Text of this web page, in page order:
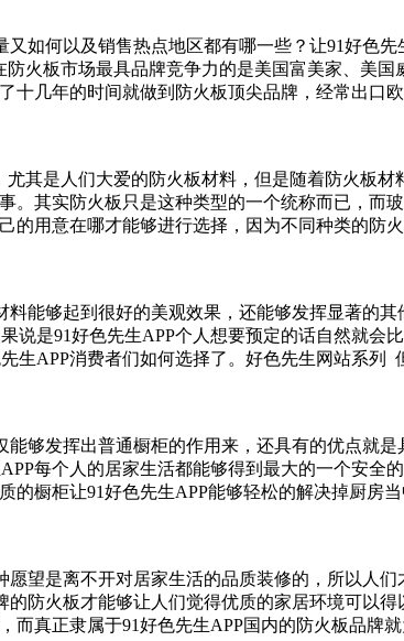
又如何以及销售热点地区都有哪一些？让91好色
。在防火板市场最具品牌竞争力的是美国富美家
几年的时间就做到防火板顶尖品牌，经常出口
尤其是人们大爱的防火板材料，但是随着防火
其实防火板只是这种类型的一个统称而已，而
的用意在哪才能够进行选择，因为不同种类的
够起到很好的美观效果，还能够发挥显著的其
说是91好色先生APP个人想要预定的话自然就会比
生APP消费者们如何选择了。好色先生网站系列
够发挥出普通橱柜的作用来，还具有的优点就
APP每个人的居家生活都能够得到最大的一个安全
的橱柜让91好色先生APP能够轻松的解决掉厨房
愿望是离不开对居家生活的品质装修的，所以
牌的防火板才能够让人们觉得优质的家居环境可以
真正隶属于91好色先生APP国内的防火板品牌就为